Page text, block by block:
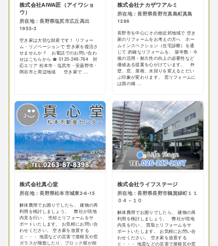
株式会社AIWA匠（アイワショ
ウ）
所在地：長野県塩尻市広丘高出
1953-3
空き家は大切な財産です！ リフォー
ム・リノベーションで 空き家を復活さ
せませんか？ お電話でのお問い合わ
せはこちらから ☎ 0120-249-764 対
応エリア 松本市・塩尻市・安曇野市・
岡谷市と周辺地域 空き家で ...
株式会社ナカザワアルミ
所在地：長野県長野市真島町真島
1286
長野市を中心にその他近郊地域で 空き
家のリフォームをお考えの方へ ホー
ムインスペクション（住宅診断）を通
じて 的確なリフォームを、 築年数・今
後の活用・耐久性の向上の必要性など
価値ある提案を心がけています。 外
壁、窓、屋根、水回りを変えるとだい
ぶ印象が変わります。 窓リフォームに
は国の補 ...
株式会社真心堂
所在地：長野県松本市城東2-6-15
解体費用でお困りでしたら、 建物の再
利用を検討しましょう。 弊社が現地
内見を行い、 売却とリフォームをサ
ポートいたします。 お気軽にお問い合
わせください。 空き家を放置する
と・・・ 地震などの災害で屋根瓦や窓
ガラスが飛散したり、ブロック塀が倒
株式会社ライフステージ
所在地：長野県長野市鶴賀緑町１１
０４－１０
解体費用でお困りでしたら、 建物の再
利用を検討しましょう。 弊社が現地
内見を行い、 買取とリフォームをサ
ポートいたします。 お気軽にお問い合
わせください。 空き家を放置する
と・・・ 地震などの災害で屋根瓦や窓